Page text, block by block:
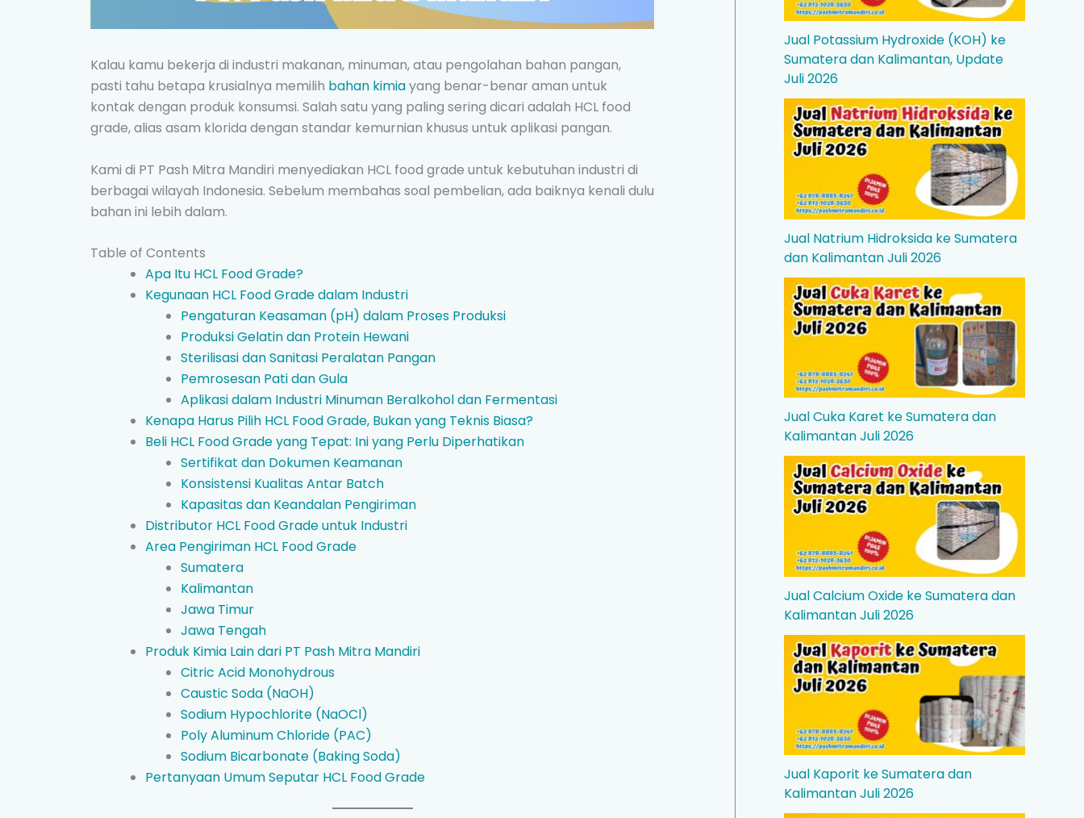
Kalau kamu bekerja di industri makanan, minuman, atau pengolahan bahan pangan,
pasti tahu betapa krusialnya memilih bahan kimiayang benar-benar aman untuk
kontak dengan produk konsumsi. Salah satu yang paling sering dicari adalah HCL food
grade, alias asam klorida dengan standar kemurnian khusus untuk aplikasi pangan.
Kami di PT Pash Mitra Mandiri menyediakan HCL food grade untuk kebutuhan industri di
berbagai wilayah Indonesia. Sebelum membahas soal pembelian, ada baiknya kenali dulu
bahan ini lebih dalam.
Table of Contents
Apa Itu HCL Food Grade?
Kegunaan HCL Food Grade dalam Industri
Pengaturan Keasaman (pH) dalam Proses Produksi
Produksi Gelatin dan Protein Hewani
Sterilisasi dan Sanitasi Peralatan Pangan
Pemrosesan Pati dan Gula
Aplikasi dalam Industri Minuman Beralkohol dan Fermentasi
Kenapa Harus Pilih HCL Food Grade, Bukan yang Teknis Biasa?
Beli HCL Food Grade yang Tepat: Ini yang Perlu Diperhatikan
Sertifikat dan Dokumen Keamanan
Konsistensi Kualitas Antar Batch
Kapasitas dan Keandalan Pengiriman
Distributor HCL Food Grade untuk Industri
Area Pengiriman HCL Food Grade
Sumatera
Kalimantan
Jawa Timur
Jawa Tengah
Produk Kimia Lain dari PT Pash Mitra Mandiri
Citric Acid Monohydrous
Caustic Soda (NaOH)
Sodium Hypochlorite (NaOCl)
Poly Aluminum Chloride (PAC)
Sodium Bicarbonate (Baking Soda)
Pertanyaan Umum Seputar HCL Food Grade
Jual Potassium Hydroxide (KOH) ke
Sumatera dan Kalimantan, Update
Juli 2026
Jual Natrium Hidroksida ke Sumatera
dan Kalimantan Juli 2026
Jual Cuka Karet ke Sumatera dan
Kalimantan Juli 2026
Jual Calcium Oxide ke Sumatera dan
Kalimantan Juli 2026
Jual Kaporit ke Sumatera dan
Kalimantan Juli 2026